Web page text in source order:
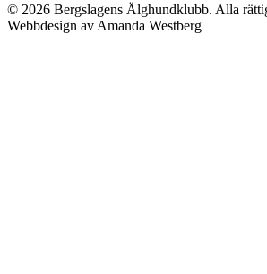
© 2026 Bergslagens Älghundklubb. Alla
Webbdesign av Amanda Westberg